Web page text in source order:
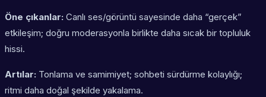
Öne çıkanlar: Canlı ses/görüntü sayesinde daha “gerçek”
etkileşim; doğru moderasyonla birlikte daha sıcak bir topluluk
hissi.
Artılar: Tonlama ve samimiyet; sohbeti sürdürme kolaylığı;
ritmi daha doğal şekilde yakalama.